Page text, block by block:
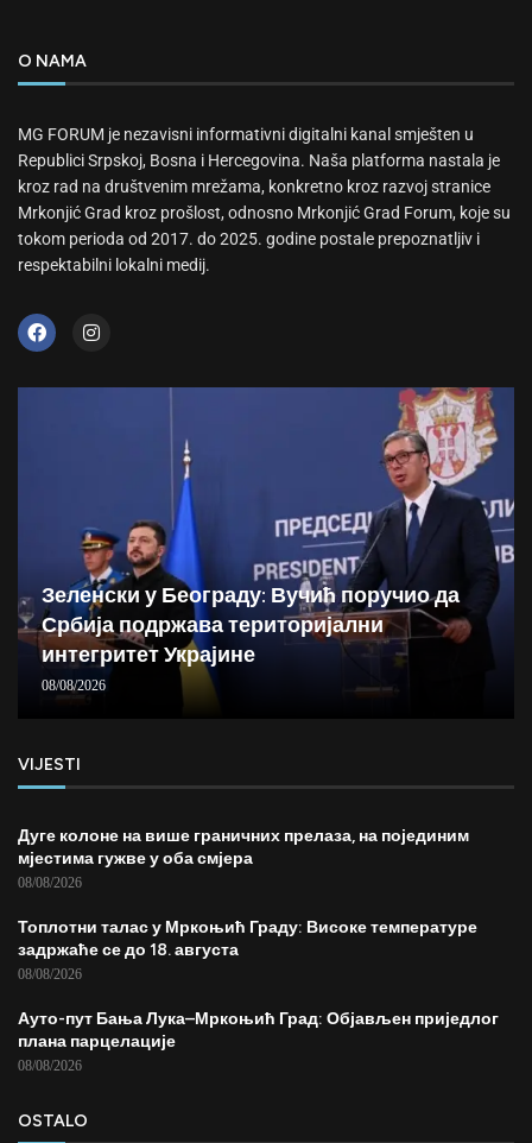
O NAMA
MG FORUM je nezavisni informativni digitalni kanal smješten u
Republici Srpskoj, Bosna i Hercegovina. Naša platforma nastala je
kroz rad na društvenim mrežama, konkretno kroz razvoj stranice
Mrkonjić Grad kroz prošlost, odnosno Mrkonjić Grad Forum, koje su
tokom perioda od 2017. do 2025. godine postale prepoznatljiv i
respektabilni lokalni medij.
Зеленски у Београду: Вучић поручио да
Србија подржава територијални
интегритет Украјине
08/08/2026
VIJESTI
Дуге колоне на више граничних прелаза, на појединим
мјестима гужве у оба смјера
08/08/2026
Топлотни талас у Мркоњић Граду: Високе температуре
задржаће се до 18. августа
08/08/2026
Ауто-пут Бања Лука–Мркоњић Град: Објављен приједлог
плана парцелације
08/08/2026
OSTALO